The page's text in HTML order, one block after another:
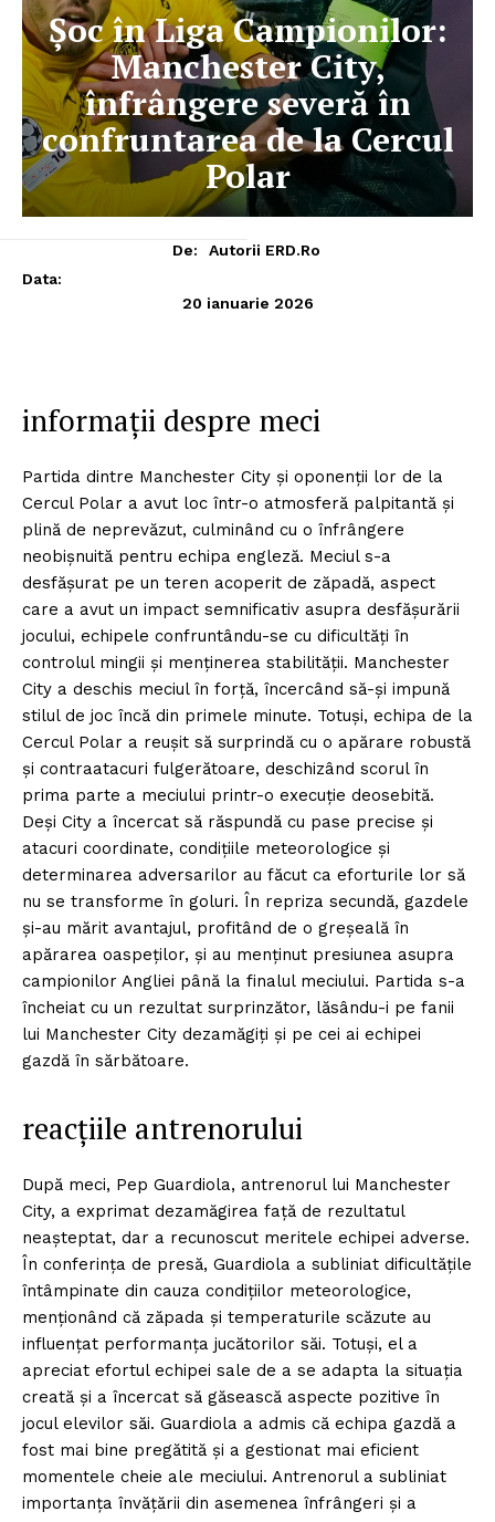
Șoc în Liga Campionilor:
Manchester City,
înfrângere severă în
confruntarea de la Cercul
Polar
De:
Autorii ERD.ro
Data:
20 ianuarie 2026
informații despre meci
Partida dintre Manchester City și oponenții lor de la
Cercul Polar a avut loc într-o atmosferă palpitantă și
plină de neprevăzut, culminând cu o înfrângere
neobișnuită pentru echipa engleză. Meciul s-a
desfășurat pe un teren acoperit de zăpadă, aspect
care a avut un impact semnificativ asupra desfășurării
jocului, echipele confruntându-se cu dificultăți în
controlul mingii și menținerea stabilității. Manchester
City a deschis meciul în forță, încercând să-și impună
stilul de joc încă din primele minute. Totuși, echipa de la
Cercul Polar a reușit să surprindă cu o apărare robustă
și contraatacuri fulgerătoare, deschizând scorul în
prima parte a meciului printr-o execuție deosebită.
Deși City a încercat să răspundă cu pase precise și
atacuri coordinate, condițiile meteorologice și
determinarea adversarilor au făcut ca eforturile lor să
nu se transforme în goluri. În repriza secundă, gazdele
și-au mărit avantajul, profitând de o greșeală în
apărarea oaspeților, și au menținut presiunea asupra
campionilor Angliei până la finalul meciului. Partida s-a
încheiat cu un rezultat surprinzător, lăsându-i pe fanii
lui Manchester City dezamăgiți și pe cei ai echipei
gazdă în sărbătoare.
reacțiile antrenorului
După meci, Pep Guardiola, antrenorul lui Manchester
City, a exprimat dezamăgirea față de rezultatul
neașteptat, dar a recunoscut meritele echipei adverse.
În conferința de presă, Guardiola a subliniat dificultățile
întâmpinate din cauza condițiilor meteorologice,
menționând că zăpada și temperaturile scăzute au
influențat performanța jucătorilor săi. Totuși, el a
apreciat efortul echipei sale de a se adapta la situația
creată și a încercat să găsească aspecte pozitive în
jocul elevilor săi. Guardiola a admis că echipa gazdă a
fost mai bine pregătită și a gestionat mai eficient
momentele cheie ale meciului. Antrenorul a subliniat
importanța învățării din asemenea înfrângeri și a